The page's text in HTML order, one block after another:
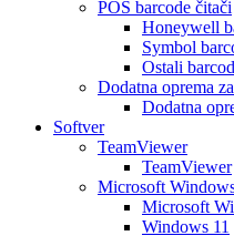
POS barcode čitači
Honeywell
Symbol
Ostali
Dodatna oprema
Dodatna
Softver
TeamViewer
TeamViewer
Microsoft
Microsoft
Windows 11